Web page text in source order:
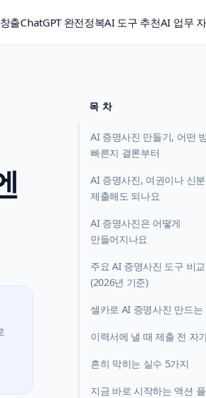
출ChatGPT 완전정복AI 도구 추천AI 업무
목 차
AI 증명사진 만들기, 어떤
빠른지 결론부터
AI 증명사진, 여권이나 신
제출해도 되나요
AI 증명사진은 어떻게
만들어지나요
주요 AI 증명사진 도구 비교
(2026년 기준)
셀카로 AI 증명사진 만드는
이력서에 낼 때 제출 전 자
흔히 막히는 실수 5가지
지금 바로 시작하는 액션